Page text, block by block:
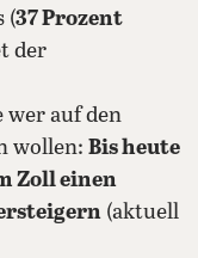
(37 Prozent
der
wer auf den
wollen: Bis heute
Zoll einen
(aktuell